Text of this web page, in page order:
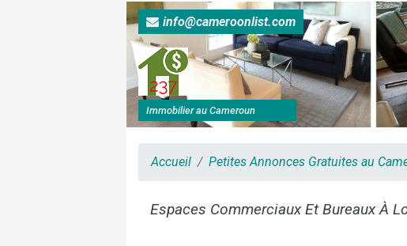
info@cameroonlist.com
Immobilier au Cameroun
Accueil Petites Annonces Gratuites au
Espaces Commerciaux Et Bureaux À